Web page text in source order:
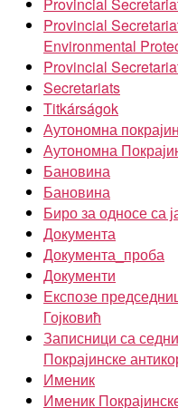
Provincial
Environmental
Provincial
Secretariats
Titkárságok
Аутономна
Аутономна
Бановина
Бановина
Биро за односе са
Документа
Документа_проба
Документи
Експозе
Гојковић
Записници са
Покрајинске
Именик
Именик